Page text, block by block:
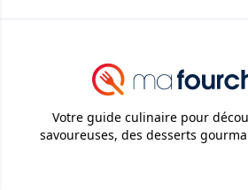
Votre guide culinaire pour
savoureuses, des desserts